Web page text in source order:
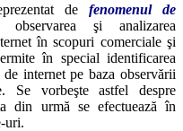
de fenomenul de
şi analizarea
în scopuri comerciale şi
în special identificarea
internet pe baza observării
Se vorbeşte astfel despre
din urmă se efectuează în
uri.